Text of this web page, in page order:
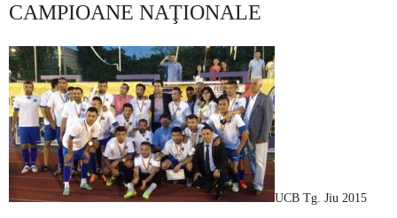
CAMPIOANE NAŢIONALE
UCB Tg. Jiu 2015